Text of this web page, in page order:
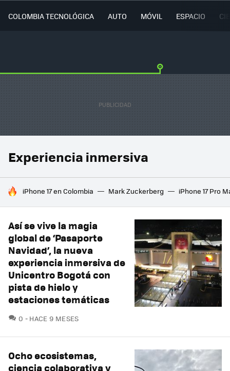
COLOMBIA TECNOLÓGICA AUTO MÓVIL ESPACIO
Experiencia inmersiva
HOY SE HABLA DE
iPhone 17 en Colombia Mark Zuckerberg iPhone 17 Pro
Así se vive la magia
global de ‘Pasaporte
Navidad’, la nueva
experiencia inmersiva de
Unicentro Bogotá con
pista de hielo y
estaciones temáticas
0 COMENTARIOS
HACE 9 MESES
Ocho ecosistemas,
ciencia colaborativa y